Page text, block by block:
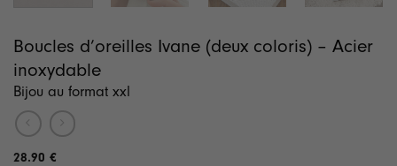
Boucles d’oreilles Ivane (deux coloris) – Acier
inoxydable
Bijou au format xxl
28.90 €